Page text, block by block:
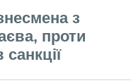
з
проти